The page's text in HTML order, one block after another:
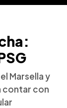
Marsella y
contar con